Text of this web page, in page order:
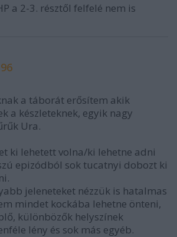
a 2-3. résztől felfelé nem is
a táborát erősítem akik
a készleteknek, egyik nagy
Ura.
ki lehetett volna/ki lehetne adni
epizódból sok tucatnyi dobozt ki
jeleneteket nézzük is hatalmas
mindet kockába lehetne önteni,
különbözők helyszínek
lény és sok más egyéb.